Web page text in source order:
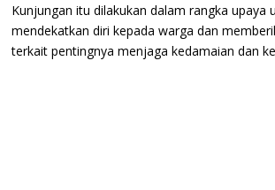
Kunjungan itu dilakukan dalam rangka upaya
mendekatkan diri kepada warga dan
terkait pentingnya menjaga kedamaian dan